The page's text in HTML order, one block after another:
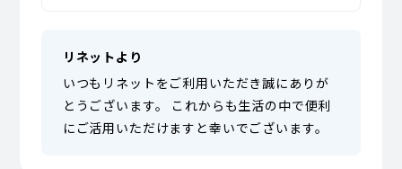
リネットより
いつもリネットをご利用いただき誠にありが
とうございます。 これからも生活の中で便利
にご活用いただけますと幸いでございます。